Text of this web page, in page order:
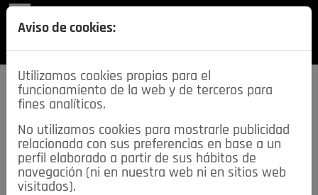
SECCIONES
descarga esta
REVISTA
Aviso de cookies:
Utilizamos cookies propias para el
funcionamiento de la web y de terceros para
fines analíticos.
No utilizamos cookies para mostrarle publicidad
relacionada con sus preferencias en base a un
perfil elaborado a partir de sus hábitos de
navegación (ni en nuestra web ni en sitios web
visitados).